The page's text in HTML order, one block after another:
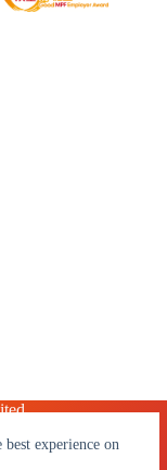
experience on